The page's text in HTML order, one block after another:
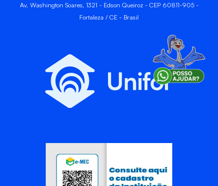
Av. Washington Soares, 1321 - Edson Queiroz - CEP 60811-905 -
Fortaleza / CE - Brasil